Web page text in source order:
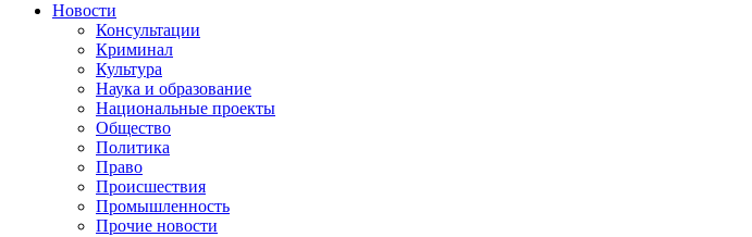
Новости
Консультации
Криминал
Культура
Наука и образование
Национальные проекты
Общество
Политика
Право
Происшествия
Промышленность
Прочие новости